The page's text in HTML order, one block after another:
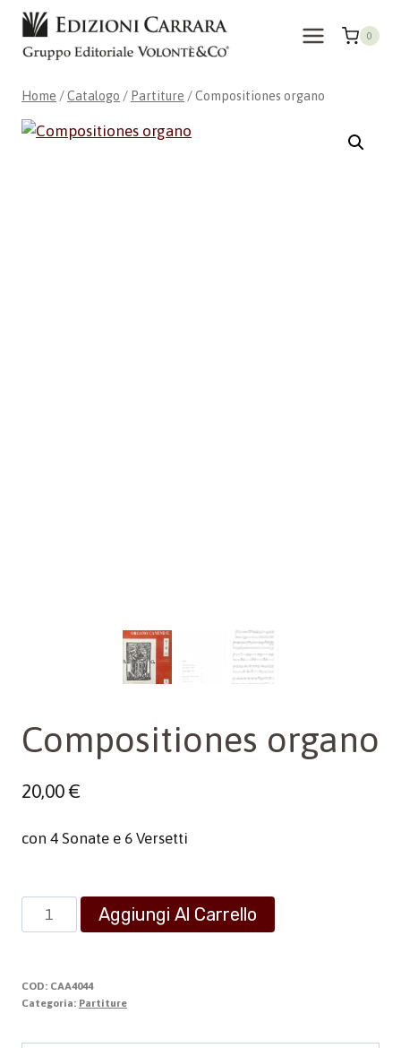
Salta
contenuto
0
Home /Catalogo / Partiture /Compositiones organo
Compositiones organo
20,00€
con 4 Sonate e 6 Versetti
Compositiones
organo
Aggiungi Al Carrello
COD: CAA4044
Categoria: Partiture